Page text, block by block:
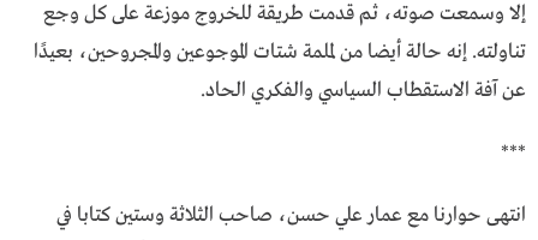
إلا وسمعت صوته، ثم قدمت طريقة للخروج موزعة على كل وجع
تناولته. إنه حالة أيضا من لملمة شتات الموجوعين والمجروحين، بعيدًا
عن آفة الاستقطاب السياسي والفكري الحاد.
***
انتهى حوارنا مع عمار علي حسن، صاحب الثلاثة وستين كتابا في